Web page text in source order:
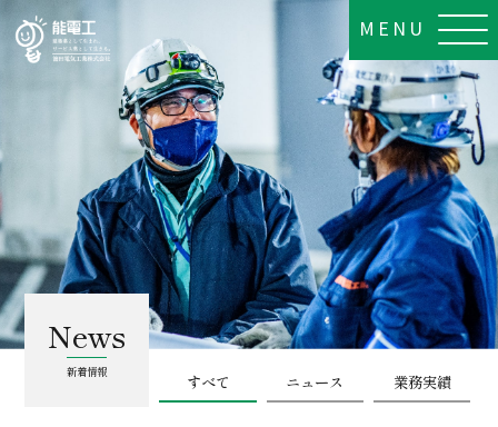
MENU
News
新着情報 すべて ニュース 業務実績